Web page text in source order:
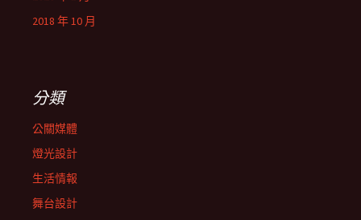
2018 年 10 月
分類
公關媒體
燈光設計
生活情報
舞台設計